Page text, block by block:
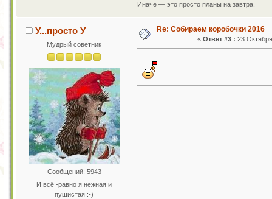
Иначе — это просто планы на завтра.
У...просто У
Мудрый советник
Сообщений: 5943
И всё -равно я нежная и
пушистая :-)
Re: Собираем коробочки 2016
«Ответ #3 : 23